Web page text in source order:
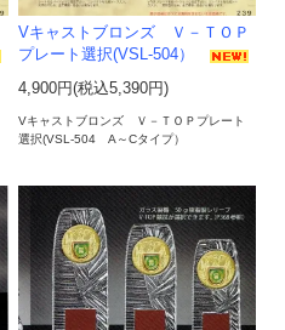
Vキャストブロンズ Ｖ－ＴＯＰ
プレート選択(VSL-504）
4,900円(税込5,390円)
Vキャストブロンズ Ｖ－ＴＯＰプレート
選択(VSL-504 A～Cタイプ）